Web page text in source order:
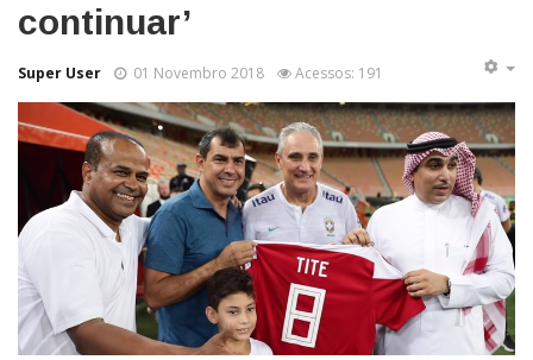
continuar’
Super User 01 Novembro 2018 Acessos: 191